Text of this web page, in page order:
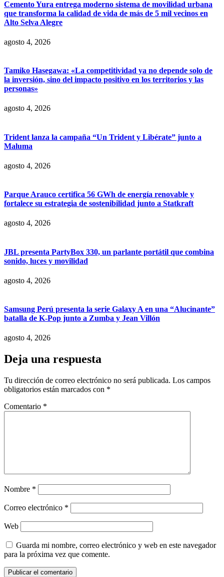
Cemento Yura entrega moderno sistema de movilidad urbana
que transforma la calidad de vida de más de 5 mil vecinos en
Alto Selva Alegre
agosto 4, 2026
Tamiko Hasegawa: «La competitividad ya no depende solo de
la inversión, sino del impacto positivo en los territorios y las
personas»
agosto 4, 2026
Trident lanza la campaña “Un Trident y Libérate” junto a
Maluma
agosto 4, 2026
Parque Arauco certifica 56 GWh de energía renovable y
fortalece su estrategia de sostenibilidad junto a Statkraft
agosto 4, 2026
JBL presenta PartyBox 330, un parlante portátil que combina
sonido, luces y movilidad
agosto 4, 2026
Samsung Perú presenta la serie Galaxy A en una “Alucinante”
batalla de K-Pop junto a Zumba y Jean Villón
agosto 4, 2026
Deja una respuesta
Tu dirección de correo electrónico no será publicada. Los campos
obligatorios están marcados con *
Comentario *
Nombre *
Correo electrónico *
Web
Guarda mi nombre, correo electrónico y web en este navegador
para la próxima vez que comente.